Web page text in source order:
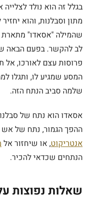
בגלל זה הוא נולד
מתון וסבלנות, והוא
שהמילה "אסאדו" מתארת
לב להקשר. בפעם הבאה
פרוסות עצם לאורכו, אל
המסע שמגיע לו, ותגלו
שלמה סביב הנתח הזה.
אסאדו הוא נתח של
ההפך הגמור, נתח של אש
אנטריקוט, או שיחזור אל
הנתחים שכדאי להכיר.
שאלות נפוצות